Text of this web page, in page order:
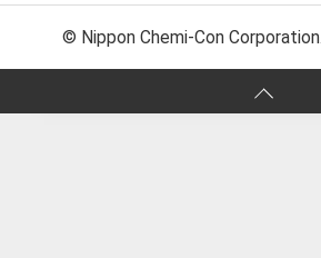
© Nippon Chemi-Con